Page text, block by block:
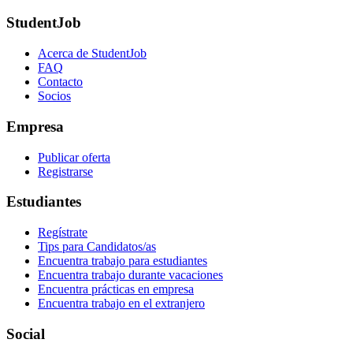
StudentJob
Acerca de StudentJob
FAQ
Contacto
Socios
Empresa
Publicar oferta
Registrarse
Estudiantes
Regístrate
Tips para Candidatos/as
Encuentra trabajo para estudiantes
Encuentra trabajo durante vacaciones
Encuentra prácticas en empresa
Encuentra trabajo en el extranjero
Social